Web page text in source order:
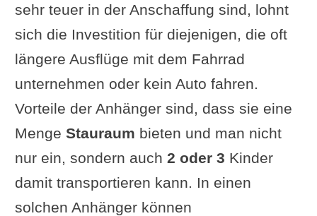
sehr teuer in der Anschaffung sind, lohnt
sich die Investition für diejenigen, die oft
längere Ausflüge mit dem Fahrrad
unternehmen oder kein Auto fahren.
Vorteile der Anhänger sind, dass sie eine
Menge Stauraum bieten und man nicht
nur ein, sondern auch 2 oder 3 Kinder
damit transportieren kann. In einen
solchen Anhänger können